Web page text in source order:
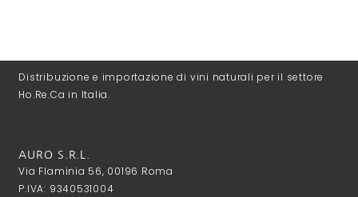
Distribuzione e importazione di vini naturali per il settore
Ho.Re.Ca in Italia.
AURO S.R.L.
Via Flaminia 56, 00196 Roma
P.IVA: 9340531004